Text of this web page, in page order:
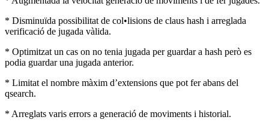
* Disminuïda possibilitat de col•lisions de claus hash i arreglada
verificació de jugada vàlida.
* Optimitzat un cas on no tenia jugada per guardar a hash però es
podia guardar una jugada anterior.
* Limitat el nombre màxim d’extensions que pot fer abans del
qsearch.
* Arreglats varis errors a generació de moviments i historial.